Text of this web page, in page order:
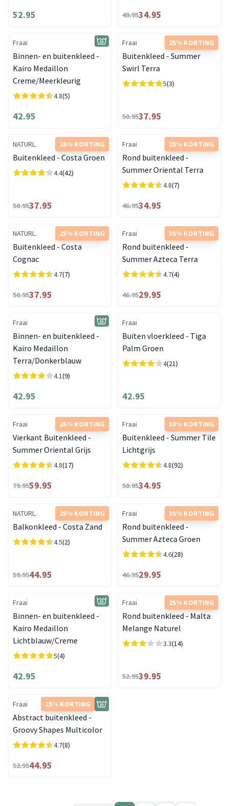
52.95 49.9534.95
Fraai
Binnen- en buitenkleed -
Kairo Medaillon
Creme/Meerkleurig
4.8(5)
42.95
25% KORTING
Fraai
Buitenkleed - Summer
Swirl Terra
5(3)
50.9537.95
25% KORTING
NATURL.
Buitenkleed - Costa Groen
4.4(42)
50.9537.95
25% KORTING
Fraai
Rond buitenkleed -
Summer Oriental Terra
4.8(7)
46.9534.95
25% KORTING
NATURL.
Buitenkleed - Costa
Cognac
4.7(7)
50.9537.95
35% KORTING
Fraai
Rond buitenkleed -
Summer Azteca Terra
4.7(4)
46.9529.95
Fraai
Binnen- en buitenkleed -
Kairo Medaillon
Terra/Donkerblauw
4.1(9)
42.95
Fraai
Buiten vloerkleed - Tiga
Palm Groen
4(21)
42.95
25% KORTING
Fraai
Vierkant Buitenkleed -
Summer Oriental Grijs
4.8(17)
79.9559.95
30% KORTING
Fraai
Buitenkleed - Summer Tile
Lichtgrijs
4.8(92)
50.9534.95
25% KORTING
NATURL.
Balkonkleed - Costa Zand
4.5(2)
59.9544.95
35% KORTING
Fraai
Rond buitenkleed -
Summer Azteca Groen
4.6(28)
46.9529.95
Fraai
Binnen- en buitenkleed -
Kairo Medaillon
Lichtblauw/Creme
5(4)
42.95
25% KORTING
Fraai
Rond buitenkleed - Malta
Melange Naturel
3.3(14)
52.9539.95
15% KORTING
Fraai
Abstract buitenkleed -
Groovy Shapes Multicolor
4.7(8)
52.9544.95